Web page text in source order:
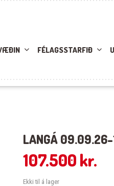
FÉLAGSSTARFIÐ
LANGÁ
107.500kr.
Ekki til á lager